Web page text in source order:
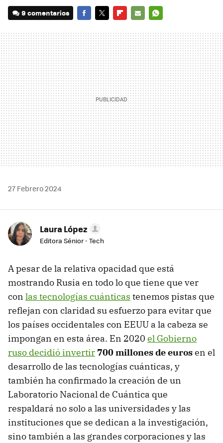
9 comentarios
MAIL
27 Febrero 2024
Laura López
Editora Sénior - Tech
A pesar de la relativa opacidad que está
mostrando Rusia en todo lo que tiene que ver
con las tecnologías cuánticas tenemos pistas que
reflejan con claridad su esfuerzo para evitar que
los países occidentales con EEUU a la cabeza se
impongan en esta área. En 2020 el Gobierno
ruso decidió invertir 700 millones de eurosen el
desarrollo de las tecnologías cuánticas, y
también ha confirmado la creación de un
Laboratorio Nacional de Cuántica que
respaldará no solo a las universidades y las
instituciones que se dedican a la investigación,
sino también a las grandes corporaciones y las